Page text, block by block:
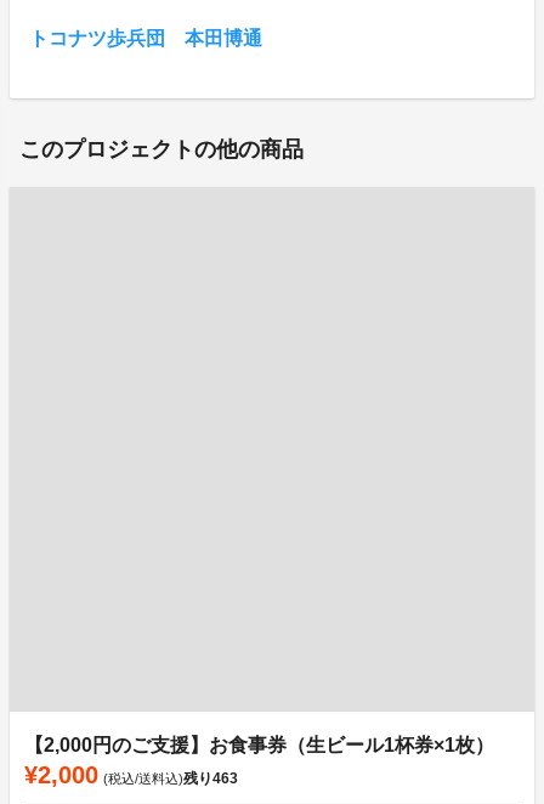
トコナツ歩兵団 本田博通
このプロジェクトの他の商品
【2,000円のご支援】お食事券（生ビール1杯券×1枚）
¥2,000 (税込/送料込)残り463